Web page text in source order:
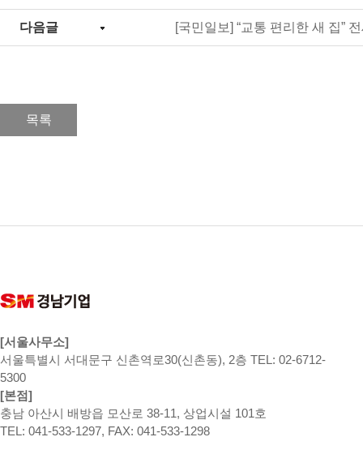
다음글 [국민일보] “교통 편리한 새 집”
목록
[서울사무소]
서울특별시 서대문구 신촌역로30(신촌동), 2층 TEL: 02-6712-
5300
[본점]
충남 아산시 배방읍 모산로 38-11, 상업시설 101호
TEL: 041-533-1297, FAX: 041-533-1298